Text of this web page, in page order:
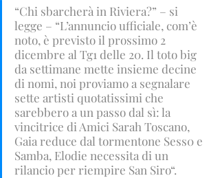
“Chi sbarcherà in Riviera?” – si
legge – “L’annuncio ufficiale, com’è
noto, è previsto il prossimo 2
dicembre al Tg1 delle 20. Il toto big
da settimane mette insieme decine
di nomi, noi proviamo a segnalare
sette artisti quotatissimi che
sarebbero a un passo dal sì: la
vincitrice di Amici Sarah Toscano,
Gaia reduce dal tormentone Sess0 e
Samba, Elodie necessita di un
rilancio per riempire San Siro“.